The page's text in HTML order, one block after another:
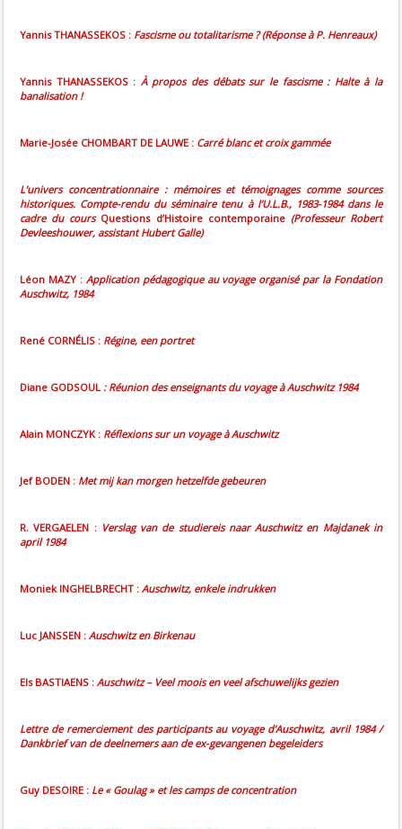
Yannis THANASSEKOS : Fascisme ou totalitarisme ? (Réponse à P. Henreaux)
Yannis THANASSEKOS : À propos des débats sur le fascisme : Halte à la
banalisation !
Marie-Josée CHOMBART DE LAUWE : Carré blanc et croix gammée
L’univers concentrationnaire : mémoires et témoignages comme sources
historiques. Compte-rendu du séminaire tenu à l’U.L.B., 1983-1984 dans le
cadre du cours Questions d’Histoire contemporaine(Professeur Robert
Devleeshouwer, assistant Hubert Galle)
Léon MAZY : Application pédagogique au voyage organisé par la Fondation
Auschwitz, 1984
René CORNÉLIS : Régine, een portret
Diane GODSOUL : Réunion des enseignants du voyage à Auschwitz 1984
Alain MONCZYK : Réflexions sur un voyage à Auschwitz
Jef BODEN : Met mij kan morgen hetzelfde gebeuren
R. VERGAELEN : Verslag van de studiereis naar Auschwitz en Majdanek in
april 1984
Moniek INGHELBRECHT : Auschwitz, enkele indrukken
Luc JANSSEN : Auschwitz en Birkenau
Els BASTIAENS : Auschwitz – Veel moois en veel afschuwelijks gezien
Lettre de remerciement des participants au voyage d’Auschwitz, avril 1984 /
Dankbrief van de deelnemers aan de ex-gevangenen begeleiders
Guy DESOIRE : Le « Goulag » et les camps de concentration